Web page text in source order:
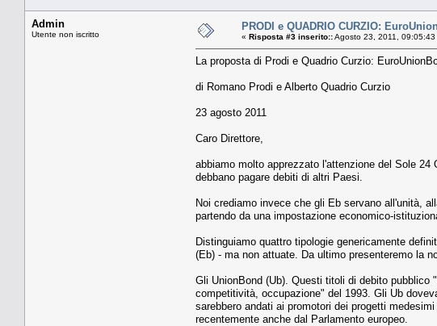
Admin
Utente non iscritto
PRODI e QUADRIO CURZIO:
« Risposta #3 inserito::Agosto 23, 2011, 09:05:43
La proposta di Prodi e Quadrio Curzio:
di Romano Prodi e Alberto Quadrio Curzio
23 agosto 2011
Caro Direttore,
abbiamo molto apprezzato l'attenzione del Sole
debbano pagare debiti di altri Paesi.
Noi crediamo invece che gli Eb servano all'unità,
partendo da una impostazione economico-
Distinguiamo quattro tipologie genericamente
(Eb) - ma non attuate. Da ultimo presenteremo la
Gli UnionBond (Ub). Questi titoli di debito pubblico
competitività, occupazione" del 1993. Gli Ub
sarebbero andati ai promotori dei progetti
recentemente anche dal Parlamento europeo.